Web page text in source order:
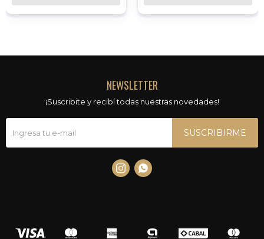
NEWSLETTER
¡Suscribite y recibí todas nuestras novedades!
SUSCRIBIRME
 